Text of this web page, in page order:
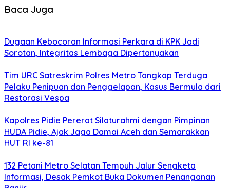
Baca Juga
Dugaan Kebocoran Informasi Perkara di KPK Jadi
Sorotan, Integritas Lembaga Dipertanyakan
Tim URC Satreskrim Polres Metro Tangkap Terduga
Pelaku Penipuan dan Penggelapan, Kasus Bermula dari
Restorasi Vespa
Kapolres Pidie Pererat Silaturahmi dengan Pimpinan
HUDA Pidie, Ajak Jaga Damai Aceh dan Semarakkan
HUT RI ke-81
132 Petani Metro Selatan Tempuh Jalur Sengketa
Informasi, Desak Pemkot Buka Dokumen Penanganan